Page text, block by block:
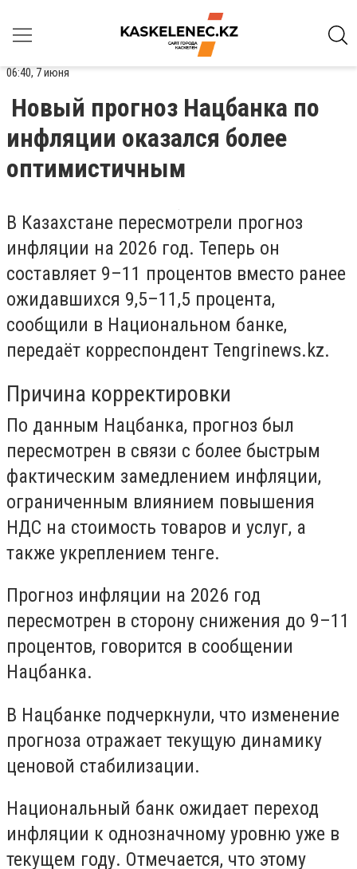
06:40, 7 июня
Новый прогноз Нацбанка по
инфляции оказался более
оптимистичным
В Казахстане пересмотрели прогноз
инфляции на 2026 год. Теперь он
составляет 9–11 процентов вместо ранее
ожидавшихся 9,5–11,5 процента,
сообщили в Национальном банке,
передаёт корреспондент Tengrinews.kz.
Причина корректировки
По данным Нацбанка, прогноз был
пересмотрен в связи с более быстрым
фактическим замедлением инфляции,
ограниченным влиянием повышения
НДС на стоимость товаров и услуг, а
также укреплением тенге.
Прогноз инфляции на 2026 год
пересмотрен в сторону снижения до 9–11
процентов, говорится в сообщении
Нацбанка.
В Нацбанке подчеркнули, что изменение
прогноза отражает текущую динамику
ценовой стабилизации.
Национальный банк ожидает переход
инфляции к однозначному уровню уже в
текущем году. Отмечается, что этому